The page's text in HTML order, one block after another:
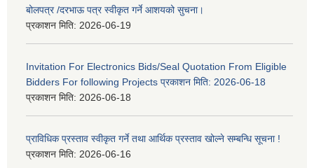
बोलपत्र /दरभाऊ पत्र स्वीकृत गर्ने आशयको सुचना।
प्रकाशन मिति: 2026-06-19
Invitation For Electronics Bids/Seal Quotation From Eligible
Bidders For following Projects प्रकाशन मिति: 2026-06-18
प्रकाशन मिति: 2026-06-18
प्राविधिक प्रस्ताव स्वीकृत गर्ने तथा आर्थिक प्रस्ताव खोल्ने सम्बन्धि सूचना !
प्रकाशन मिति: 2026-06-16